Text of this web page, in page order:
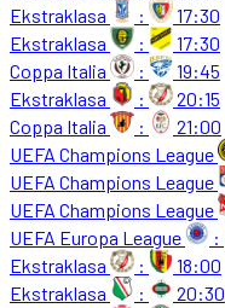
Ekstraklasa
:
17:30
Ekstraklasa
:
17:30
Coppa Italia
:
19:45
Ekstraklasa
:
20:15
Coppa Italia
:
21:00
UEFA Champions League
UEFA Champions League
UEFA Champions League
UEFA Europa League
:
Ekstraklasa
:
18:00
Ekstraklasa
:
20:30